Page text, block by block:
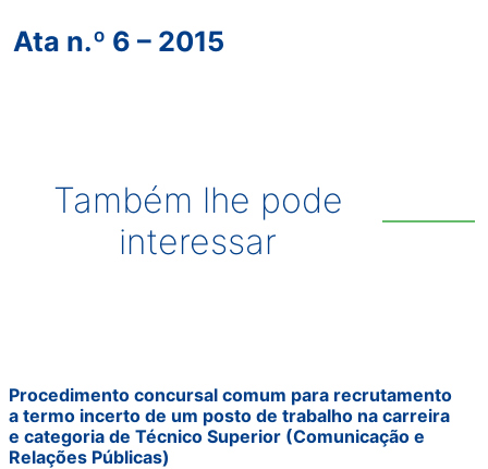
Ata n.º 6 – 2015
Também lhe pode
interessar
Procedimento concursal comum para recrutamento
a termo incerto de um posto de trabalho na carreira
e categoria de Técnico Superior (Comunicação e
Relações Públicas)